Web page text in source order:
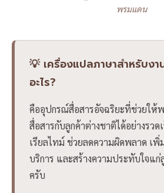
พรมแดน
💡 เครื่องแปลภาษาสำหรับง
อะไร?
คืออุปกรณ์สื่อสารอัจฉริยะที่ช่วยให้
สื่อสารกับลูกค้าต่างชาติได้อย่างรว
เรียลไทม์ ช่วยลดความผิดพลาด เ
บริการ และสร้างความประทับใจแ
ครับ